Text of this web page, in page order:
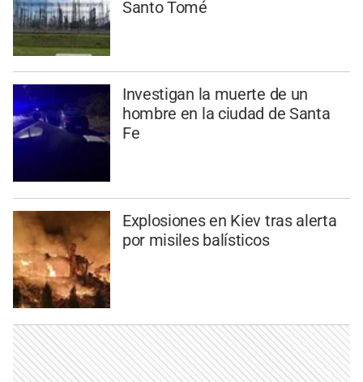
Santo Tomé
Investigan la muerte de un
hombre en la ciudad de Santa
Fe
Explosiones en Kiev tras alerta
por misiles balísticos